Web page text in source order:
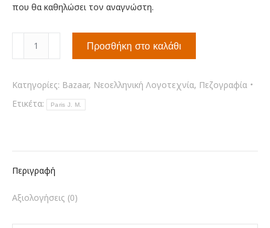
που θα καθηλώσει τον αναγνώστη.
ποσότητα
Προσθήκη στο καλάθι
Κατηγορίες: Bazaar, Νεοελληνική Λογοτεχνία, Πεζογραφία
Ετικέτα:
Paris J. M.
Περιγραφή
Αξιολογήσεις (0)